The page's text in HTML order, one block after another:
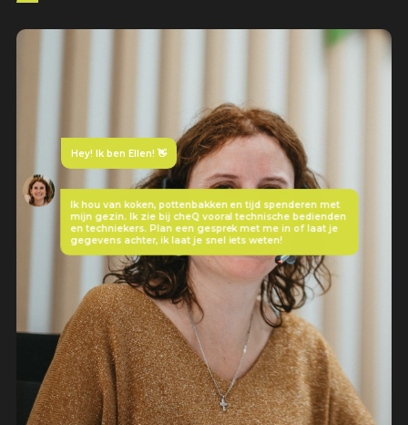
Hey! Ik ben Ellen! 👋
Ik hou van koken, pottenbakken en tijd spenderen met
mijn gezin. Ik zie bij cheQ vooral technische bedienden
en techniekers. Plan een gesprek met me in of laat je
gegevens achter, ik laat je snel iets weten!